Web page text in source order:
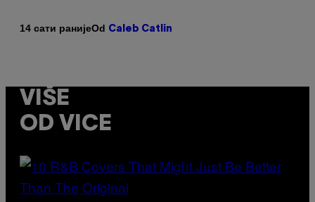
14 сати ранијеOd Caleb Catlin
VIŠE
OD VICE